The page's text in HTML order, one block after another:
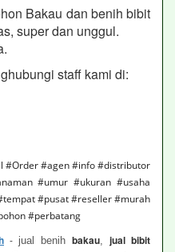
Bakau dan benih bibit
super dan unggul.
staff kami di:
#Order #agen #info #distributor
#umur #ukuran #usaha
#pusat #reseller #murah
#perbatang
- jual benih bakau
jual bibit